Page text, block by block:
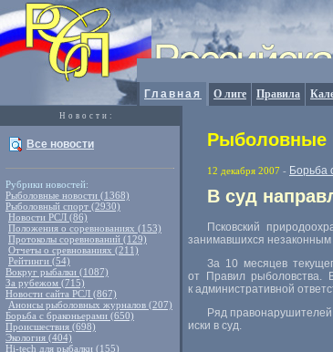
Главная О лиге Правила
Новости:
Все новости
Рубрики новостей:
Рыболовные новости (1368)
Рыболовный спорт (2930)
Новости РСЛ (86)
Положения о соревнованиях (153)
Протоколы соревнований (129)
Отчеты о сревнованиях (211)
Рейтинги (54)
Вокруг рыбалки (1087)
За рубежом (715)
Новости сайта РСЛ (867)
Анонсы рыболовных журналов (207)
Борьба с браконьерами (650)
Происшествия (698)
Экология (404)
Hi-tech для рыбалки (155)
Рыболовные
12 декабря 2007 - Борьба
В суд
Псковский
занимавшихся
За 10 месяцев
от Правил рыболовства.
к административной
Ряд
иски в суд.